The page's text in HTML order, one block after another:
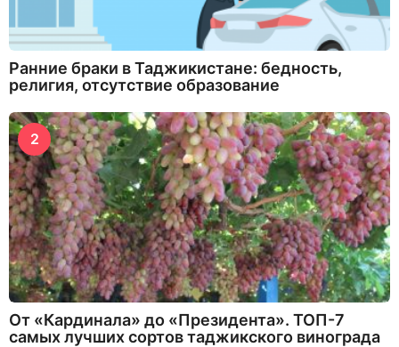
Ранние браки в Таджикистане: бедность,
религия, отсутствие образование
2
От «Кардинала» до «Президента». ТОП-7
самых лучших сортов таджикского винограда